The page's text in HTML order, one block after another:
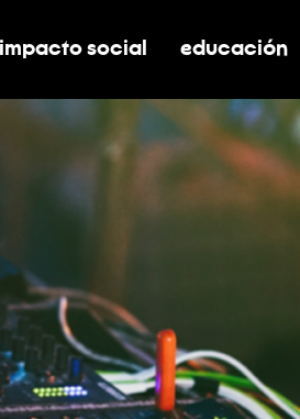
de acerca de
activar/desactivar el
impacto social alternar
educación